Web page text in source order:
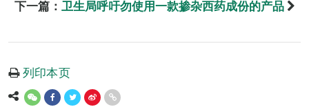
下一篇： 卫生局呼吁勿使用一款掺杂西药成份的产品
列印本页